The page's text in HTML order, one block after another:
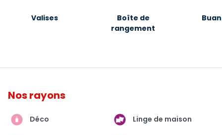
Valises
Boîte de
rangement
Nos rayons
Déco Linge de maison